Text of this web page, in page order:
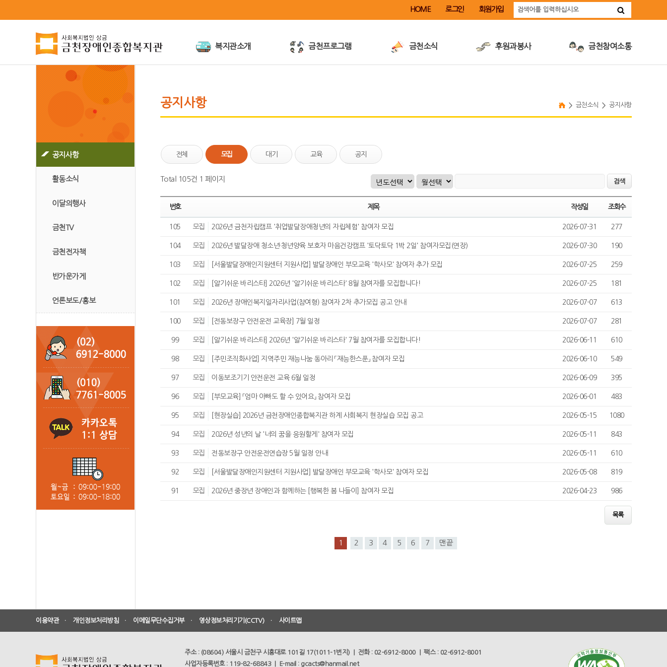
HOME 로그인 회원가입
복지관소개
연혁
인권경영
시설안내/대관및대여
금천프로그램 금천소식
금천TV
후원과봉사
자원봉사신청
금천참여소통
계약정보공개
인재채용
공지사항
활동소식
이달의행사
금천TV
금천전자책
반가운가게
언론보도/홍보
공지사항 금천소식 공지사항
전체 모집 대기 교육 공지
Total 105건 1 페이지
번호 제목 작성일 조회수
105 모집 2026년 금천자립캠프 '취업발달장애청년의 자립체험' 참여자 모집 2026-07-31 277
104 모집 2026년 발달장애 청소년·청년양육 보호자 마음건강캠프 '토닥토닥 1박 2일' 참여자모집(연장) 2026-07-30 190
103 모집 [서울발달장애인지원센터 지원사업] 발달장애인 부모교육 '학사모' 참여자 추가 모집 2026-07-25 259
102 모집 [알기쉬운 바리스타] 2026년 '알기쉬운 바리스타'​ 8월 참여자를 모집합니다! 2026-07-25 181
101 모집 2026년 장애인복지일자리사업(참여형) 참여자 2차 추가모집 공고 안내 2026-07-07 613
100 모집 [전동보장구 안전운전 교육장] 7월 일정 2026-07-07 281
99 모집 [알기쉬운 바리스타] 2026년 '알기쉬운 바리스타'​ 7월 참여자를 모집합니다! 2026-06-11 610
98 모집 [주민조직화사업] 지역주민 재능나눔 동아리 「재능한스푼」 참여자 모집 2026-06-10 549
97 모집 이동보조기기 안전운전 교육 6월 일정 2026-06-09 395
96 모집 [부모교육] 「엄마 아빠도 할 수 있어요」 참여자 모집 2026-06-01 483
95 모집 [현장실습] 2026년 금천장애인종합복지관 하계 사회복지 현장실습 모집 공고 2026-05-15 1080
94 모집 2026년 성년의 날 '너의 꿈을 응원할게' 참여자 모집 2026-05-11 843
93 모집 전동보장구 안전운전연습장 5월 일정 안내 2026-05-11 610
92 모집 [서울발달장애인지원센터 지원사업] 발달장애인 부모교육 '학사모' 참여자 모집 2026-05-08 819
91 모집 2026년 중장년 장애인과 함께하는 [행복한 봄 나들이] 참여자 모집 2026-04-23 986
목록
1 2 3 4 5 6 7 맨끝
이용약관ㆍ 개인정보처리방침ㆍ 이메일무단수집거부ㆍ 영상정보처리기기(CCTV)ㆍ 사이트맵
주소 : (08604) 서울시 금천구 시흥대로 101길 17(1011-1번지) | 전화 : 02-6912-8000 | 팩스 : 02-6912-8001
사업자등록번호 : 119-82-68843 | E-mail : gcacts@hanmail.net